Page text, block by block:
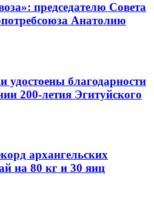
председателю Совета
Анатолию
удостоены благодарности
200-летия Эгитуйского
архангельских
на 80 кг и 30 яиц